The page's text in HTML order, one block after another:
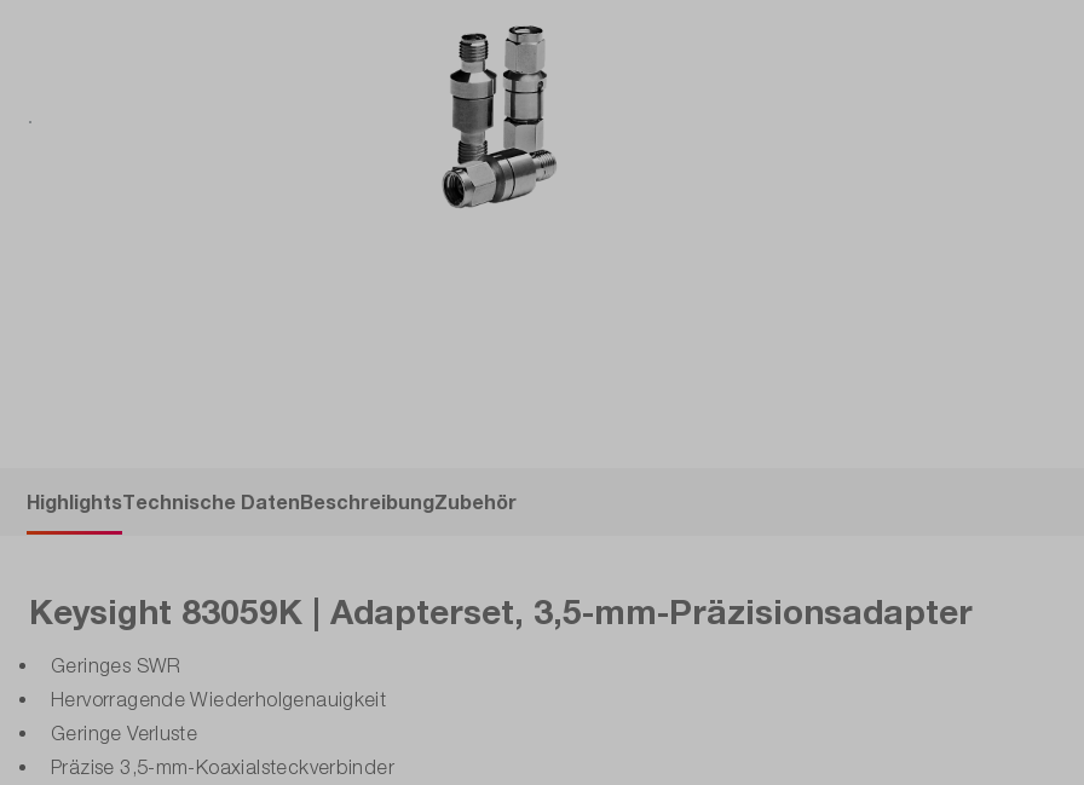
HighlightsTechnische DatenBeschreibungZubehör
Keysight 83059K | Adapterset, 3,5-mm-Präzisionsadapter
Geringes SWR
Hervorragende Wiederholgenauigkeit
Geringe Verluste
Präzise 3,5-mm-Koaxialsteckverbinder